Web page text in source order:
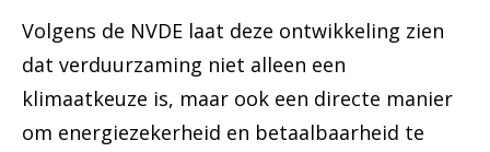
Volgens de NVDE laat deze ontwikkeling zien
dat verduurzaming niet alleen een
klimaatkeuze is, maar ook een directe manier
om energiezekerheid en betaalbaarheid te